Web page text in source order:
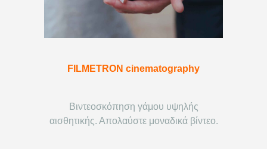
FILMETRON cinematography
Βιντεοσκόπηση γάμου υψηλής
αισθητικής. Απολαύστε μοναδικά βίντεο.